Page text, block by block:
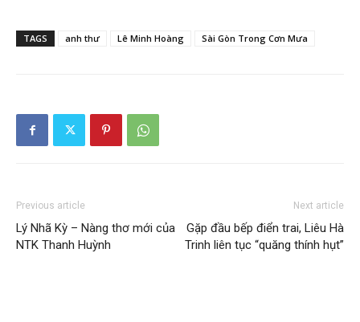
TAGS anh thư Lê Minh Hoàng Sài Gòn Trong Cơn Mưa
Previous article
Lý Nhã Kỳ – Nàng thơ mới của
NTK Thanh Huỳnh
Next article
Gặp đầu bếp điển trai, Liêu Hà
Trinh liên tục “quăng thính hụt”